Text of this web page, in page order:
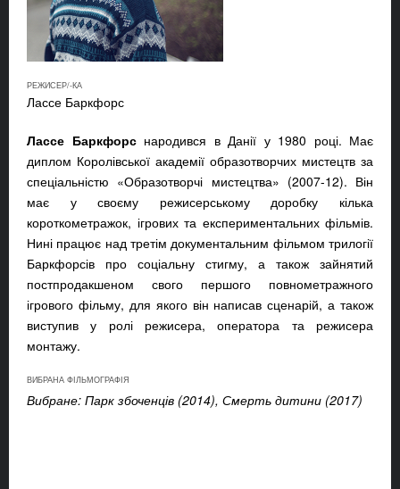
РЕЖИСЕР/-КА
Лассе Баркфорс
Лассе Баркфорс народився в Данії у 1980 році. Має
диплом Королівської академії образотворчих мистецтв за
спеціальністю «Образотворчі мистецтва» (2007-12). Він
має у своєму режисерському доробку кілька
короткометражок, ігрових та експериментальних фільмів.
Нині працює над третім документальним фільмом трилогії
Баркфорсів про соціальну стигму, а також зайнятий
постпродакшеном свого першого повнометражного
ігрового фільму, для якого він написав сценарій, а також
виступив у ролі режисера, оператора та режисера
монтажу.
ВИБРАНА ФІЛЬМОГРАФІЯ
Вибране: Парк збоченців (2014), Смерть дитини (2017)